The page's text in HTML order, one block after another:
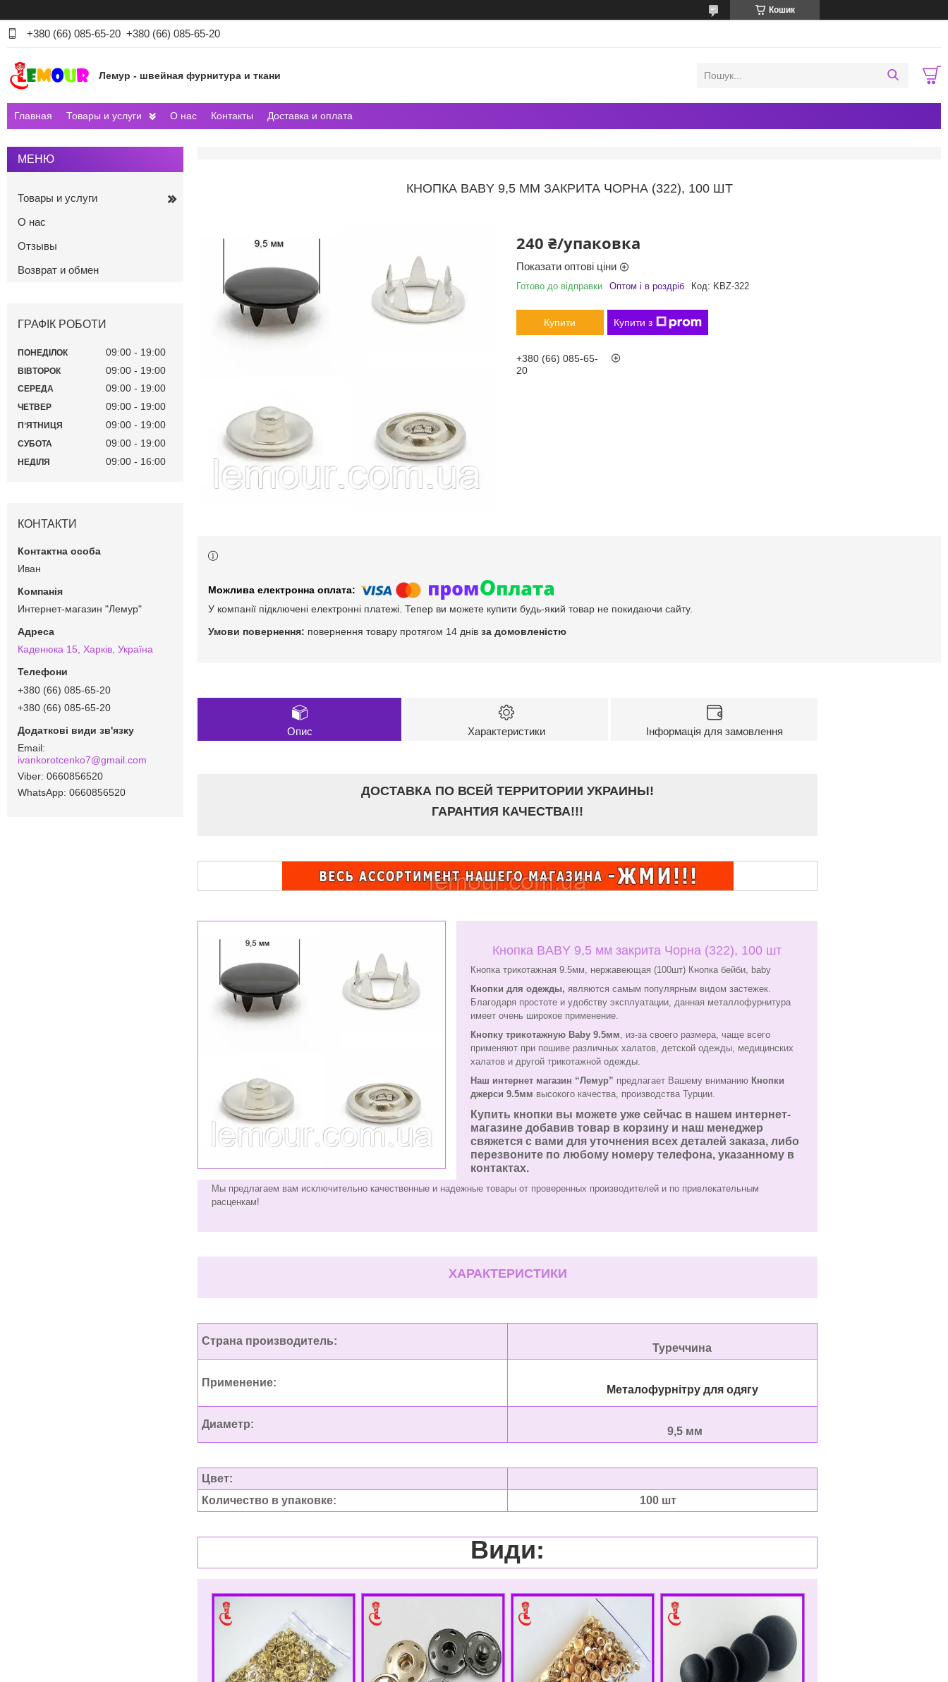
Кошик
+380 (66) 085-65-20 +380 (66) 085-65-20
Лемур - швейная фурнитура и ткани
Главная Товары и услуги О нас Контакты Доставка и оплата
КНОПКА BABY 9,5 ММ ЗАКРИТА ЧОРНА (322), 100 ШТ
240 ₴/упаковка
Показати оптові ціни
Готово до відправки Оптом і в роздріб Код: KBZ-322
Купити Купити з
+380 (66) 085-65-
20
У компанії підключені електронні платежі. Тепер ви можете купити будь-який товар не покидаючи сайту.
повернення товару протягом 14 днів за домовленістю
Опис Характеристики Інформація для замовлення
ДОСТАВКА ПО ВСЕЙ ТЕРРИТОРИИ УКРАИНЫ!
ГАРАНТИЯ КАЧЕСТВА!!!
Кнопка BABY 9,5 мм закрита Чорна (322), 100 шт
Кнопка трикотажная 9.5мм, нержавеющая (100шт) Кнопка бейби, baby
Кнопки для одежды, являются самым популярным видом застежек.
Благодаря простоте и удобству эксплуатации, данная металлофурнитура
имеет очень широкое применение.
Кнопку трикотажную Baby 9.5мм, из-за своего размера, чаще всего
применяют при пошиве различных халатов, детской одежды, медицинских
халатов и другой трикотажной одежды.
Наш интернет магазин “Лемур” предлагает Вашему вниманию Кнопки
джерси 9.5мм высокого качества, производства Турции.
Купить кнопки вы можете уже сейчас в нашем интернет-
магазине добавив товар в корзину и наш менеджер
свяжется с вами для уточнения всех деталей заказа, либо
перезвоните по любому номеру телефона, указанному в
контактах.
Мы предлагаем вам исключительно качественные и надежные товары от проверенных производителей и по привлекательным
расценкам!
ХАРАКТЕРИСТИКИ
Страна производитель:
Туреччина
Применение:
Металофурнітру для одягу
Диаметр:
9,5 мм
Цвет:
Количество в упаковке:
100 шт
Види:
Товары и услуги
О нас
Отзывы
Возврат и обмен
ГРАФІК РОБОТИ
ПОНЕДІЛОК 09:00 19:00
ВІВТОРОК 09:00 19:00
СЕРЕДА 09:00 19:00
ЧЕТВЕР 09:00 19:00
ПʼЯТНИЦЯ 09:00 19:00
СУБОТА 09:00 19:00
НЕДІЛЯ 09:00 16:00
КОНТАКТИ
Иван
Интернет-магазин "Лемур"
Каденюка 15, Харків, Україна
+380 (66) 085-65-20
+380 (66) 085-65-20
ivankorotcenko7@gmail.com
0660856520
0660856520